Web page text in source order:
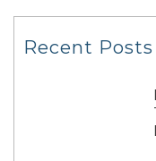
Recent Posts